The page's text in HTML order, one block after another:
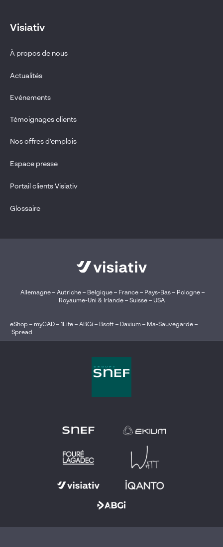
Visiativ
À propos de nous
Actualités
Evénements
Témoignages clients
Nos offres d’emplois
Espace presse
Portail clients Visiativ
Glossaire
Allemagne– Autriche– Belgique – France– Pays-Bas– Pologne–
Royaume-Uni & Irlande– Suisse– USA
eShop – myCAD – 1Life – ABGi – Bsoft – Daxium – Ma-Sauvegarde –
Spread